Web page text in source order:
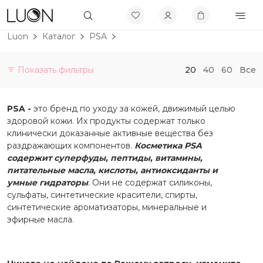
Luon Каталог PSA
Показать фильтры 20 40 60 Все
Витамины и БАДы
Не будет больше в продаже
Скидки до 50%
Бренды
Allies of Skin
APRILSKIN
PSA - это бренд по уходу за кожей, движимый целью
здоровой кожи. Их продукты содержат только
клинически доказанные активные вещества без
раздражающих компонентов. Косметика PSA
содержит суперфуды, пептиды, витамины,
питательные масла, кислоты, антиоксиданты и
умные гидраторы. Они не содержат силиконы,
сульфаты, синтетические красители, спирты,
синтетические ароматизаторы, минеральные и
эфирные масла.